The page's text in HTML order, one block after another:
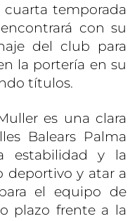
temporada
con su
del club para
la portería en su
títulos.
es una clara
Balears Palma
estabilidad y la
deportivo y atar a
el equipo de
plazo frente a la